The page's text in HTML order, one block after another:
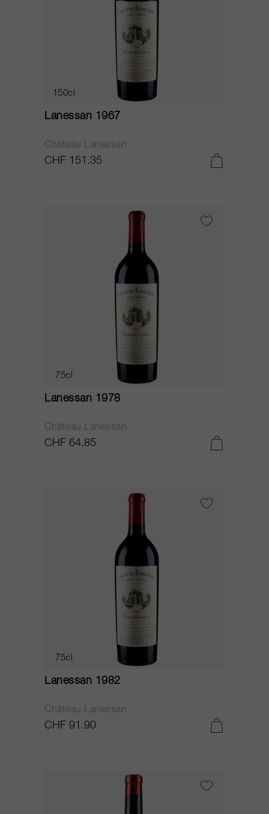
150cl
Lanessan 1967
Château Lanessan
CHF 151.35
75cl
Lanessan 1978
Château Lanessan
CHF 64.85
75cl
Lanessan 1982
Château Lanessan
CHF 91.90